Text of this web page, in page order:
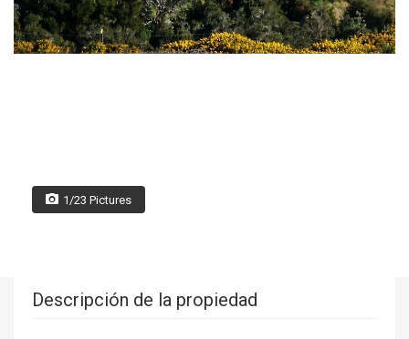
1/23 Pictures
Descripción de la propiedad